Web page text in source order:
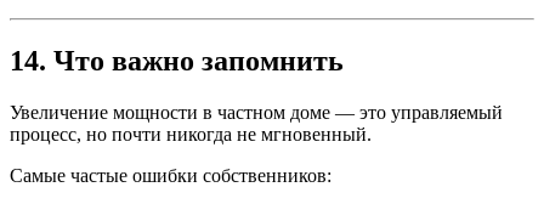
14. Что важно запомнить
Увеличение мощности в частном доме — это управляемый
процесс, но почти никогда не мгновенный.
Самые частые ошибки собственников: